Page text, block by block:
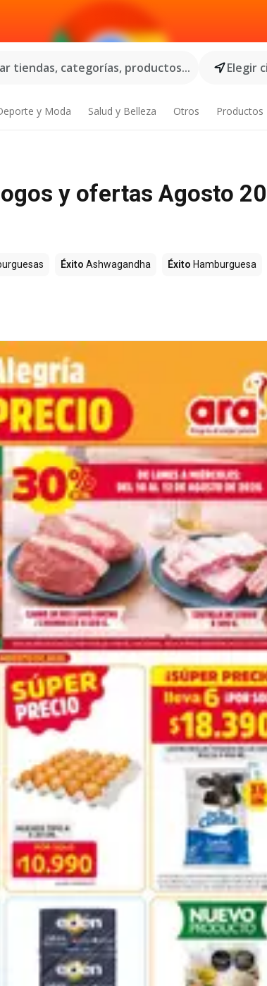
tiendas, categorías, productos...
Elegir
y Moda Salud y Belleza Otros Productos
y ofertas Agosto
Éxito Ashwagandha Éxito Hamburguesa